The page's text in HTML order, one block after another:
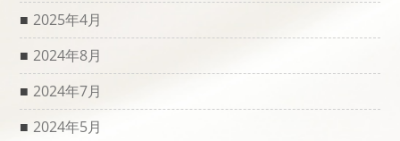
2025年4月
2024年8月
2024年7月
2024年5月